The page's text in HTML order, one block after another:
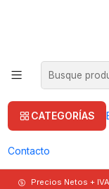
CATEGORÍAS
Contacto
Precios Netos +